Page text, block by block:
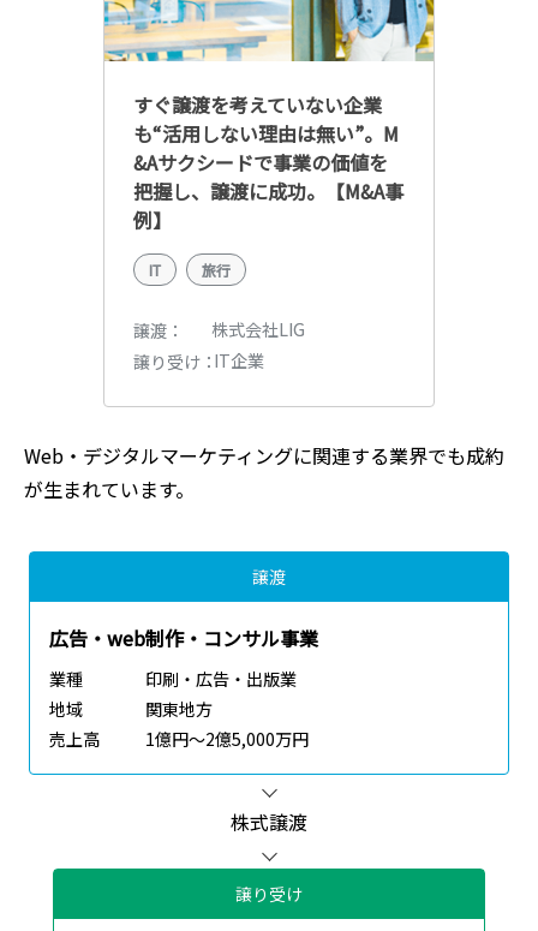
すぐ譲渡を考えていない企業
も“活用しない理由は無い”。M
&Aサクシードで事業の価値を
把握し、譲渡に成功。【M&A事
例】
IT 旅行
譲渡
株式会社LIG
譲り受け IT企業
Web・デジタルマーケティングに関連する業界でも成約
が生まれています。
譲渡
広告・web制作・コンサル事業
業種
印刷・広告・出版業
地域
関東地方
売上高
1億円～2億5,000万円
株式譲渡
譲り受け